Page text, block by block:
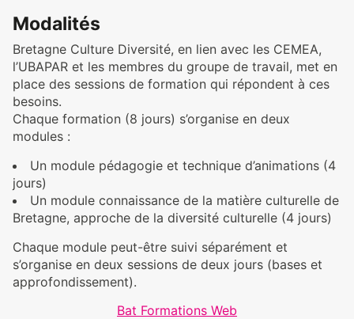
Modalités
Bretagne Culture Diversité, en lien avec les CEMEA,
l’UBAPAR et les membres du groupe de travail, met en
place des sessions de formation qui répondent à ces
besoins.
Chaque formation (8 jours) s’organise en deux
modules :
Un module pédagogie et technique d’animations (4
jours)
Un module connaissance de la matière culturelle de
Bretagne, approche de la diversité culturelle (4 jours)
Chaque module peut-être suivi séparément et
s’organise en deux sessions de deux jours (bases et
approfondissement).
Bat Formations Web